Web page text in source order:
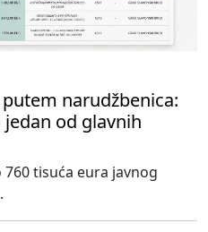
narudžbenica:
od glavnih
760 tisuća eura javnog